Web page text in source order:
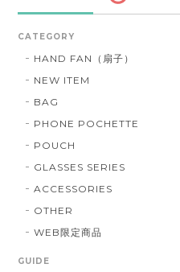
CATEGORY
HAND FAN（扇子）
NEW ITEM
BAG
PHONE POCHETTE
POUCH
GLASSES SERIES
ACCESSORIES
OTHER
WEB限定商品
GUIDE